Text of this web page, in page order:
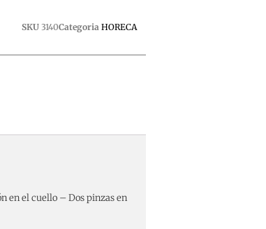
SKU 3140Categoria HORECA
en el cuello – Dos pinzas en